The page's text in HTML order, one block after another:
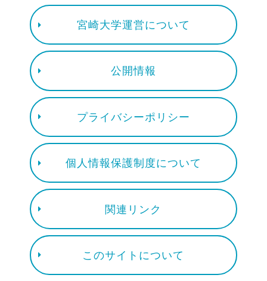
宮崎大学運営について
公開情報
プライバシーポリシー
個人情報保護制度について
関連リンク
このサイトについて